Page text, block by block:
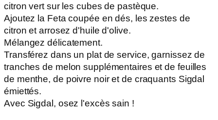
citron vert sur les cubes de pastèque.
Ajoutez la Feta coupée en dés, les zestes de
citron et arrosez d'huile d'olive.
Mélangez délicatement.
Transférez dans un plat de service, garnissez de
tranches de melon supplémentaires et de feuilles
de menthe, de poivre noir et de craquants Sigdal
émiettés.
Avec Sigdal, osez l'excès sain !